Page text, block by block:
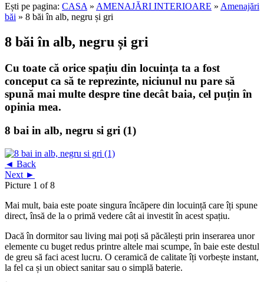
Ești pe pagina: CASA » AMENAJĂRI INTERIOARE » Amenajări
băi » 8 băi în alb, negru și gri
8 băi în alb, negru și gri
Cu toate că orice spațiu din locuința ta a fost
conceput ca să te reprezinte, niciunul nu pare să
spună mai multe despre tine decât baia, cel puțin în
opinia mea.
8 bai in alb, negru si gri (1)
◄ Back
Next ►
Picture 1 of 8
Mai mult, baia este poate singura încăpere din locuință care îți spune
direct, însă de la o primă vedere cât ai investit în acest spațiu.
Dacă în dormitor sau living mai poți să păcălești prin inserarea unor
elemente cu buget redus printre altele mai scumpe, în baie este destul
de greu să faci acest lucru. O ceramică de calitate îți vorbește instant,
la fel ca și un obiect sanitar sau o simplă baterie.